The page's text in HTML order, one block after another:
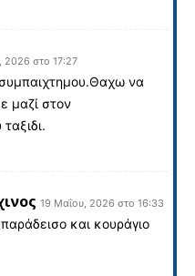
2026 στο 17:27
να
μαζί στον
19 Μαΐου, 2026 στο 16:33
και κουράγιο